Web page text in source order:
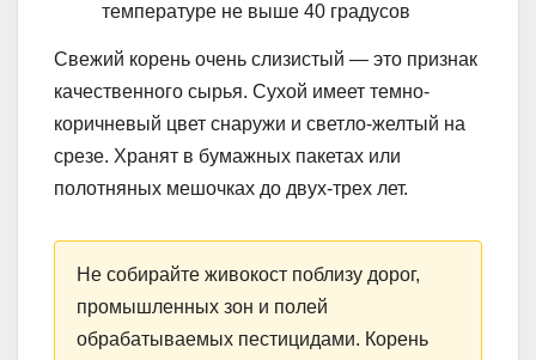
температуре не выше 40 градусов
Свежий корень очень слизистый — это признак
качественного сырья. Сухой имеет темно-
коричневый цвет снаружи и светло-желтый на
срезе. Хранят в бумажных пакетах или
полотняных мешочках до двух-трех лет.
Не собирайте живокост поблизу дорог,
промышленных зон и полей
обрабатываемых пестицидами. Корень